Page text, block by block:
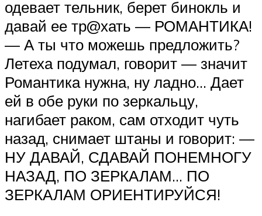
одевает тельник, берет бинокль и
давай ее тр@хать — РОМАНТИКА!
— А ты что можешь предложить?
Летеха подумал, говорит — значит
Романтика нужна, ну ладно… Дает
ей в обе руки по зеркальцу,
нагибает раком, сам отходит чуть
назад, снимает штаны и говорит: —
НУ ДАВАЙ, СДАВАЙ ПОНЕМНОГУ
НАЗАД, ПО ЗЕРКАЛАМ… ПО
ЗЕРКАЛАМ ОРИЕНТИРУЙСЯ!